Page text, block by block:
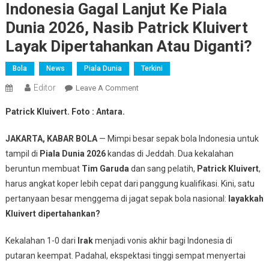
Indonesia Gagal Lanjut Ke Piala
Dunia 2026, Nasib Patrick Kluivert
Layak Dipertahankan Atau Diganti?
Bola News Piala Dunia Terkini
Editor Leave A CommentOn
Ke
Piala
Dunia
2026,
Nasib
Layak
Dipertahankan
Patrick Kluivert. Foto : Antara.
JAKARTA, KABAR BOLA— Mimpi besar sepak bola Indonesia untuk
tampil di Piala Dunia 2026kandas di Jeddah. Dua kekalahan
beruntun membuat Tim Garuda dan sang pelatih, Patrick Kluivert,
harus angkat koper lebih cepat dari panggung kualifikasi. Kini, satu
pertanyaan besar menggema di jagat sepak bola nasional: layakkah
Kluivert dipertahankan?
Kekalahan 1-0 dari Irakmenjadi vonis akhir bagi Indonesia di
putaran keempat. Padahal, ekspektasi tinggi sempat menyertai